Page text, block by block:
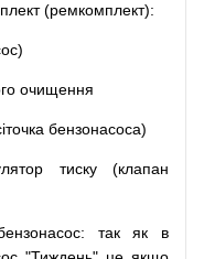
(ремкомплект):
очищення
бензонасоса)
тиску (клапан
: так як
в